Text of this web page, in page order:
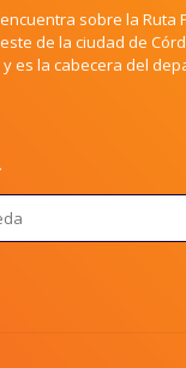
sobre la Ruta
de la ciudad de
es la cabecera del